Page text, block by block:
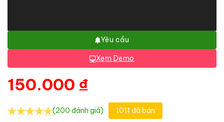
Yêu cầu
Xem Demo
150.000 ₫
(200 đánh giá) 1011 đã bán